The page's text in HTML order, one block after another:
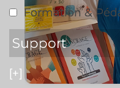
Formation &
Support
[+]